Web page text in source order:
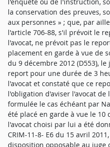
la conservation des preuves,
aux personnes » ; que, par
l'article 706-88, s'il prévoit le
l'avocat, ne prévoit pas le
placement en garde à vue de
du 9 décembre 2012 (D553),
report pour une durée de 3
l'avocat et constaté que ce
l'obligation d'aviser l'avocat de
formulée le cas échéant par
été placé en garde à vue le 10
l'avocat choisi par lui a été
CRIM-11-8- E6 du 15 avril
disposition opposable au juge